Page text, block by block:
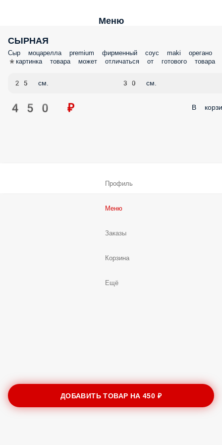
Меню
СЫРНАЯ
Сыр моцарелла premium фирменный соус maki орегано
*картинка товара может отличаться от готового товара
25 см. 30 см.
450 ₽ В
ДОБАВИТЬ ТОВАР НА450 ₽
Профиль
Меню
Заказы
Корзина
Ещё